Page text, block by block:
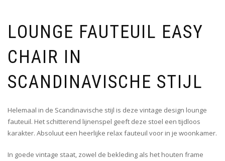
LOUNGE FAUTEUIL EASY
CHAIR IN
SCANDINAVISCHE STIJL
Helemaal in de Scandinavische stijl is deze vintage design lounge
fauteuil. Het schitterend lijnenspel geeft deze stoel een tijdloos
karakter. Absoluut een heerlijke relax fauteuil voor in je woonkamer.
In goede vintage staat, zowel de bekleding als het houten frame